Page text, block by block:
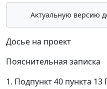
Актуальную версию
Досье на проект
Пояснительная записка
1. Подпункт 40 пункта